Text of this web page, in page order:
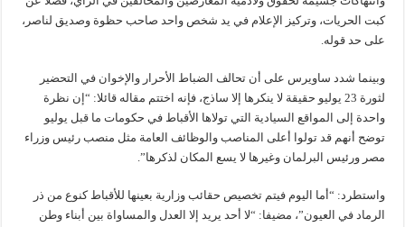
كبت الحريات، وتركيز الإعلام في يد شخص واحد صاحب حظوة وصديق لناصر،
على حد قوله.
وبينما شدد ساويرس على أن تحالف الضباط الأحرار والإخوان في التحضير
لثورة 23 يوليو حقيقة لا ينكرها إلا ساذج، فإنه اختتم مقاله قائلا: “إن نظرة
واحدة إلى المواقع السيادية التي تولاها الأقباط في حكومات ما قبل يوليو
توضح أنهم قد تولوا أعلى المناصب والوظائف العامة مثل منصب رئيس وزراء
مصر ورئيس البرلمان وغيرها لا يسع المكان لذكرها”.
واستطرد: “أما اليوم فيتم تخصيص حقائب وزارية بعينها للأقباط كنوع من ذر
الرماد في العيون”، مضيفا: “لا أحد يريد إلا العدل والمساواة بين أبناء وطن